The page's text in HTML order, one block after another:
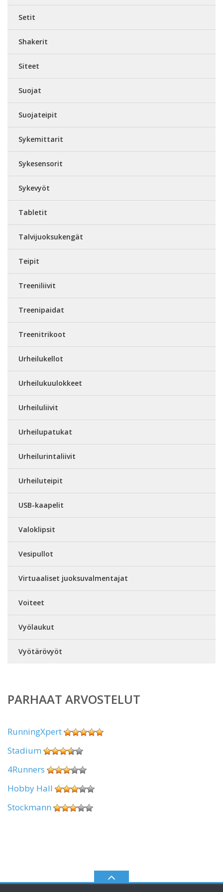
Setit
Shakerit
Siteet
Suojat
Suojateipit
Sykemittarit
Sykesensorit
Sykevyöt
Tabletit
Talvijuoksukengät
Teipit
Treeniliivit
Treenipaidat
Treenitrikoot
Urheilukellot
Urheilukuulokkeet
Urheiluliivit
Urheilupatukat
Urheilurintaliivit
Urheiluteipit
USB-kaapelit
Valoklipsit
Vesipullot
Virtuaaliset juoksuvalmentajat
Voiteet
Vyölaukut
Vyötärövyöt
PARHAAT ARVOSTELUT
RunningXpert
Stadium
4Runners
Hobby Hall
Stockmann